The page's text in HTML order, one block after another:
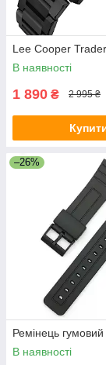
Lee Cooper Trader
В наявності
1 890 ₴ 2 995 ₴
–26%
Ремінець
В наявності